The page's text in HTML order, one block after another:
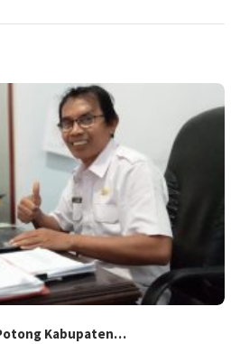
Kabupaten…